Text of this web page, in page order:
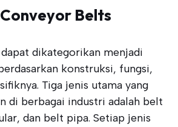
Belts
dikategorikan menjadi
konstruksi, fungsi,
Tiga jenis utama yang
di berbagai industri adalah belt
dan belt pipa. Setiap jenis